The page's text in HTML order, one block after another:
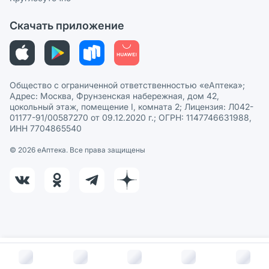
В корзину за
Политика рекомендаций
Этика и соответствие
Политика в отношении обработки персональных данных
Скачать приложение
Общество с ограниченной ответственностью «еАптека»;
Адрес: Москва, Фрунзенская набережная, дом 42,
цокольный этаж, помещение I, комната 2; Лицензия: Л042-
01177-91/00587270 от 09.12.2020 г.; ОГРН: 1147746631988,
ИНН 7704865540
© 2026 eАптека. Все права защищены